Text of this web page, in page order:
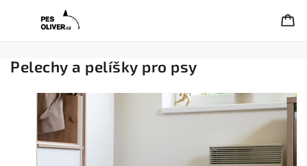
Pelechy a pelíšky pro psy